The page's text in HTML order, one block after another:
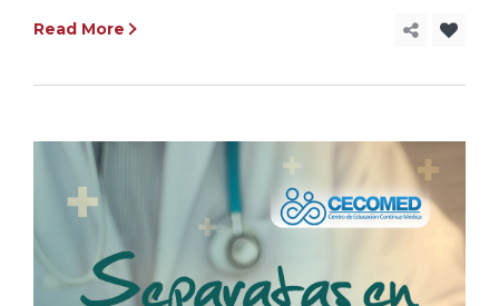
Read More